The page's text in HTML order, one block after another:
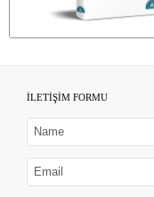
İLETİŞİM FORMU